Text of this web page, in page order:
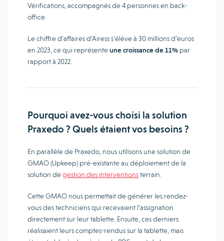
Vérifications, accompagnés de 4 personnes en back-
office.
Le chiffre d’affaires d’Airess s’élève à 30 millions d’euros
en 2023, ce qui représenteune croissance de 11% par
rapport à 2022.
Pourquoi avez-vous choisi la solution
Praxedo ? Quels étaient vos besoins ?
En parallèle de Praxedo, nous utilisons une solution de
GMAO (Upkeep) pré-existante au déploiement de la
solution degestion des interventionsterrain.
Cette GMAO nous permettait de générer les rendez-
vous des techniciens qui recevaient l’assignation
directement sur leur tablette. Ensuite, ces derniers
réalisaient leurs comptes-rendus sur la tablette, mais